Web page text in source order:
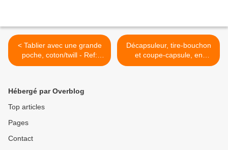
< Tablier avec une grande
poche, coton/twill - Ref:
GO62-00C0311
Décapsuleur, tire-bouchon
et coupe-capsule, en
plastique transparent - Ref:
Hébergé par Overblog
Top articles
Pages
Contact